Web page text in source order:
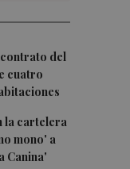
contrato del
cuatro
la cartelera
mono' a
Canina'